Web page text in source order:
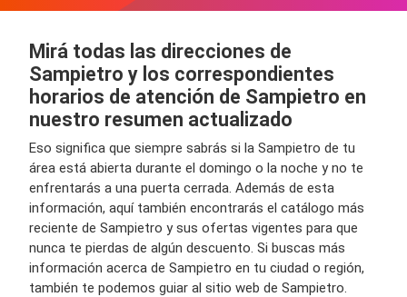
Mirá todas las direcciones de
Sampietro y los correspondientes
horarios de atención de Sampietro en
nuestro resumen actualizado
Eso significa que siempre sabrás si la Sampietro de tu
área está abierta durante el domingo o la noche y no te
enfrentarás a una puerta cerrada. Además de esta
información, aquí también encontrarás el catálogo más
reciente de Sampietro y sus ofertas vigentes para que
nunca te pierdas de algún descuento. Si buscas más
información acerca de Sampietro en tu ciudad o región,
también te podemos guiar al sitio web de Sampietro.